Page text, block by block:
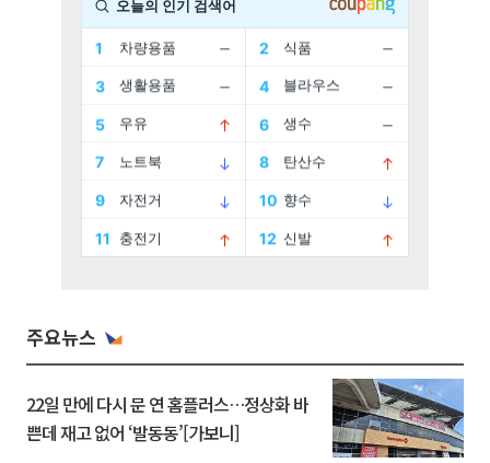
주요뉴스
22일 만에 다시 문 연 홈플러스…정상화 바
쁜데 재고 없어 ‘발동동’[가보니]